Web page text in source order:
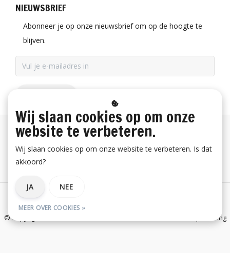
NIEUWSBRIEF
Abonneer je op onze nieuwsbrief om op de hoogte te
blijven.
Betaalinformatie
Algemene voorwaarden
© Copyright 2026 E-Snickers.nl - onderdeel van Uniwork Beroepskleding
Wij slaan cookies op om onze
website te verbeteren.
Wij slaan cookies op om onze website te verbeteren. Is dat
akkoord?
JA NEE
MEER OVER COOKIES »